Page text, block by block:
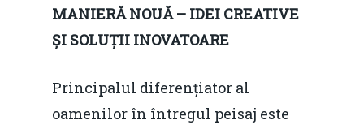
MANIERĂNOUĂ – IDEI CREATIVE
ȘI SOLUȚII INOVATOARE
Principalul diferențiator al
oamenilor în întregul peisaj este
Noutăți
Evenimente